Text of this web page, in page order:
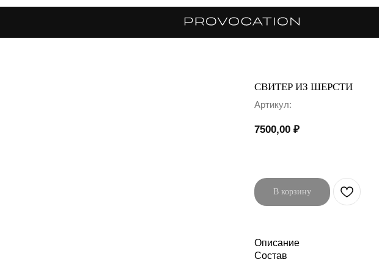
СВИТЕР ИЗ ШЕРСТИ
Артикул:
7500,00 ₽
В корзину
Описание
Состав